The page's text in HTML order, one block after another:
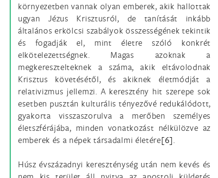
környezetben vannak olyan emberek, akik hallottak
ugyan Jézus Krisztusról, de tanítását inkább
általános erkölcsi szabályok összességének tekintik
és fogadják el, mint életre szóló konkrét
elkötelezettségnek. Magas azoknak a
megkeresztelteknek a száma, akik eltávolodnak
Krisztus követésétől, és akiknek életmódját a
relativizmus jellemzi. A keresztény hit szerepe sok
esetben pusztán kulturális tényezővé redukálódott,
gyakorta visszaszorulva a merőben személyes
életszférájába, minden vonatkozást nélkülözve az
emberek és a népek társadalmi életére[6].
Húsz évszázadnyi kereszténység után nem kevés és